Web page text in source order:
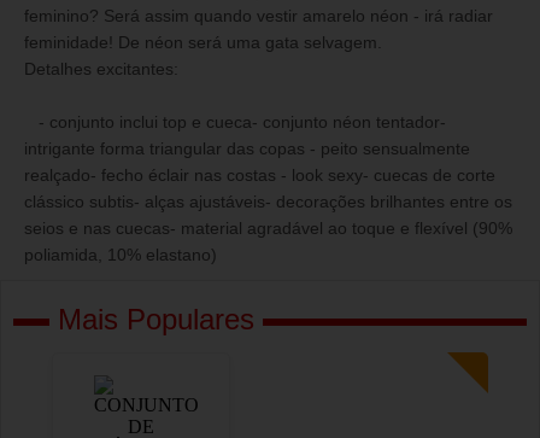
feminino? Será assim quando vestir amarelo néon - irá radiar
feminidade! De néon será uma gata selvagem.
Detalhes excitantes:
- conjunto inclui top e cueca- conjunto néon tentador-
intrigante forma triangular das copas - peito sensualmente
realçado- fecho éclair nas costas - look sexy- cuecas de corte
clássico subtis- alças ajustáveis- decorações brilhantes entre os
seios e nas cuecas- material agradável ao toque e flexível (90%
poliamida, 10% elastano)
Mais Populares